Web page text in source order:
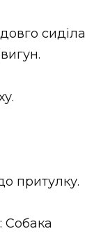
сиділа
притулку.
Собака